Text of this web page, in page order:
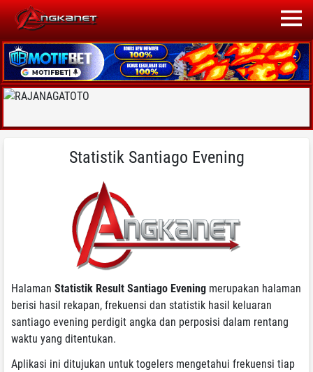
Statistik Santiago Evening
Halaman Statistik Result Santiago Evening merupakan halaman
berisi hasil rekapan, frekuensi dan statistik hasil keluaran
santiago evening perdigit angka dan perposisi dalam rentang
waktu yang ditentukan.
Aplikasi ini ditujukan untuk togelers mengetahui frekuensi tiap